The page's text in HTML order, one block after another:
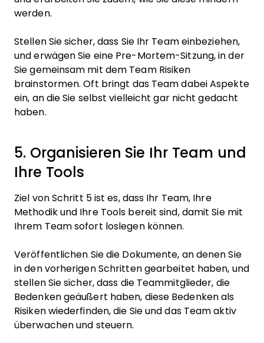
werden.
Stellen Sie sicher, dass Sie Ihr Team einbeziehen,
und erwägen Sie eine Pre-Mortem-Sitzung, in der
Sie gemeinsam mit dem Team Risiken
brainstormen. Oft bringt das Team dabei Aspekte
ein, an die Sie selbst vielleicht gar nicht gedacht
haben.
5. Organisieren Sie Ihr Team und
Ihre Tools
Ziel von Schritt 5 ist es, dass Ihr Team, Ihre
Methodik und Ihre Tools bereit sind, damit Sie mit
Ihrem Team sofort loslegen können.
Veröffentlichen Sie die Dokumente, an denen Sie
in den vorherigen Schritten gearbeitet haben, und
stellen Sie sicher, dass die Teammitglieder, die
Bedenken geäußert haben, diese Bedenken als
Risiken wiederfinden, die Sie und das Team aktiv
überwachen und steuern.